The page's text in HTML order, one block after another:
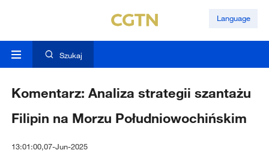
Language
Szukaj
Komentarz: Analiza strategii szantażu
Filipin na Morzu Południowochińskim
13:01:00,07-Jun-2025